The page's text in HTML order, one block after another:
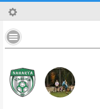
32